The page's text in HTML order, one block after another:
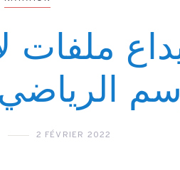
ملفات
الرياضي 2021-
2 FÉVRIER 2022
برنامج